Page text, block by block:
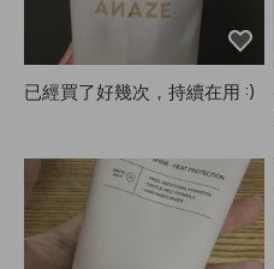
已經買了好幾次，持續在用 :)